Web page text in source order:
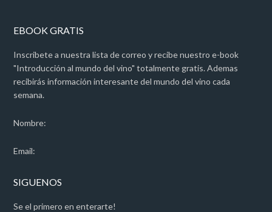
EBOOK GRATIS
Inscribete a nuestra lista de correo y recibe nuestro e-book
"Introducción al mundo del vino" totalmente gratis. Ademas
recibirás información interesante del mundo del vino cada
semana.
Nombre:
Email:
SIGUENOS
Se el primero en enterarte!